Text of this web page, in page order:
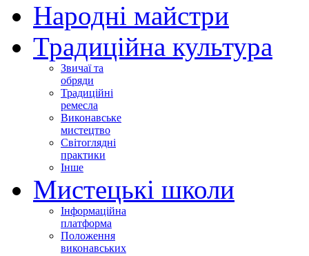
Народні майстри
Традиційна культура
Звичаї та
обряди
Традиційні
ремесла
Виконавське
мистецтво
Світоглядні
практики
Інше
Мистецькі школи
Інформаційна
платформа
Положення
виконавських